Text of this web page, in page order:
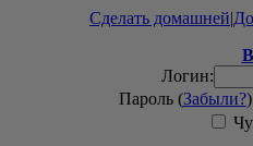
Сделать домашней|
Логин:
Пароль (Забыли?